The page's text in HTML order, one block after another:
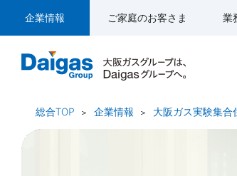
企業情報 ご家庭のお客さま 業
総合TOP 企業情報 大阪ガス実験集合